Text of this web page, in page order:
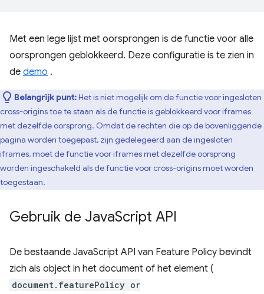
Met een lege lijst met oorsprongen is de functie voor alle
oorsprongen geblokkeerd. Deze configuratie is te zien in
de demo .
Belangrijk punt:Het is niet mogelijk om de functie voor ingesloten
cross-origins toe te staan ​​als de functie is geblokkeerd voor iframes
met dezelfde oorsprong. Omdat de rechten die op de bovenliggende
pagina worden toegepast, zijn gedelegeerd aan de ingesloten
iframes, moet de functie voor iframes met dezelfde oorsprong
worden ingeschakeld als de functie voor cross-origins moet worden
toegestaan.
Gebruik de JavaScript API
De bestaande JavaScript API van Feature Policy bevindt
zich als object in het document of het element (
document.featurePolicy or